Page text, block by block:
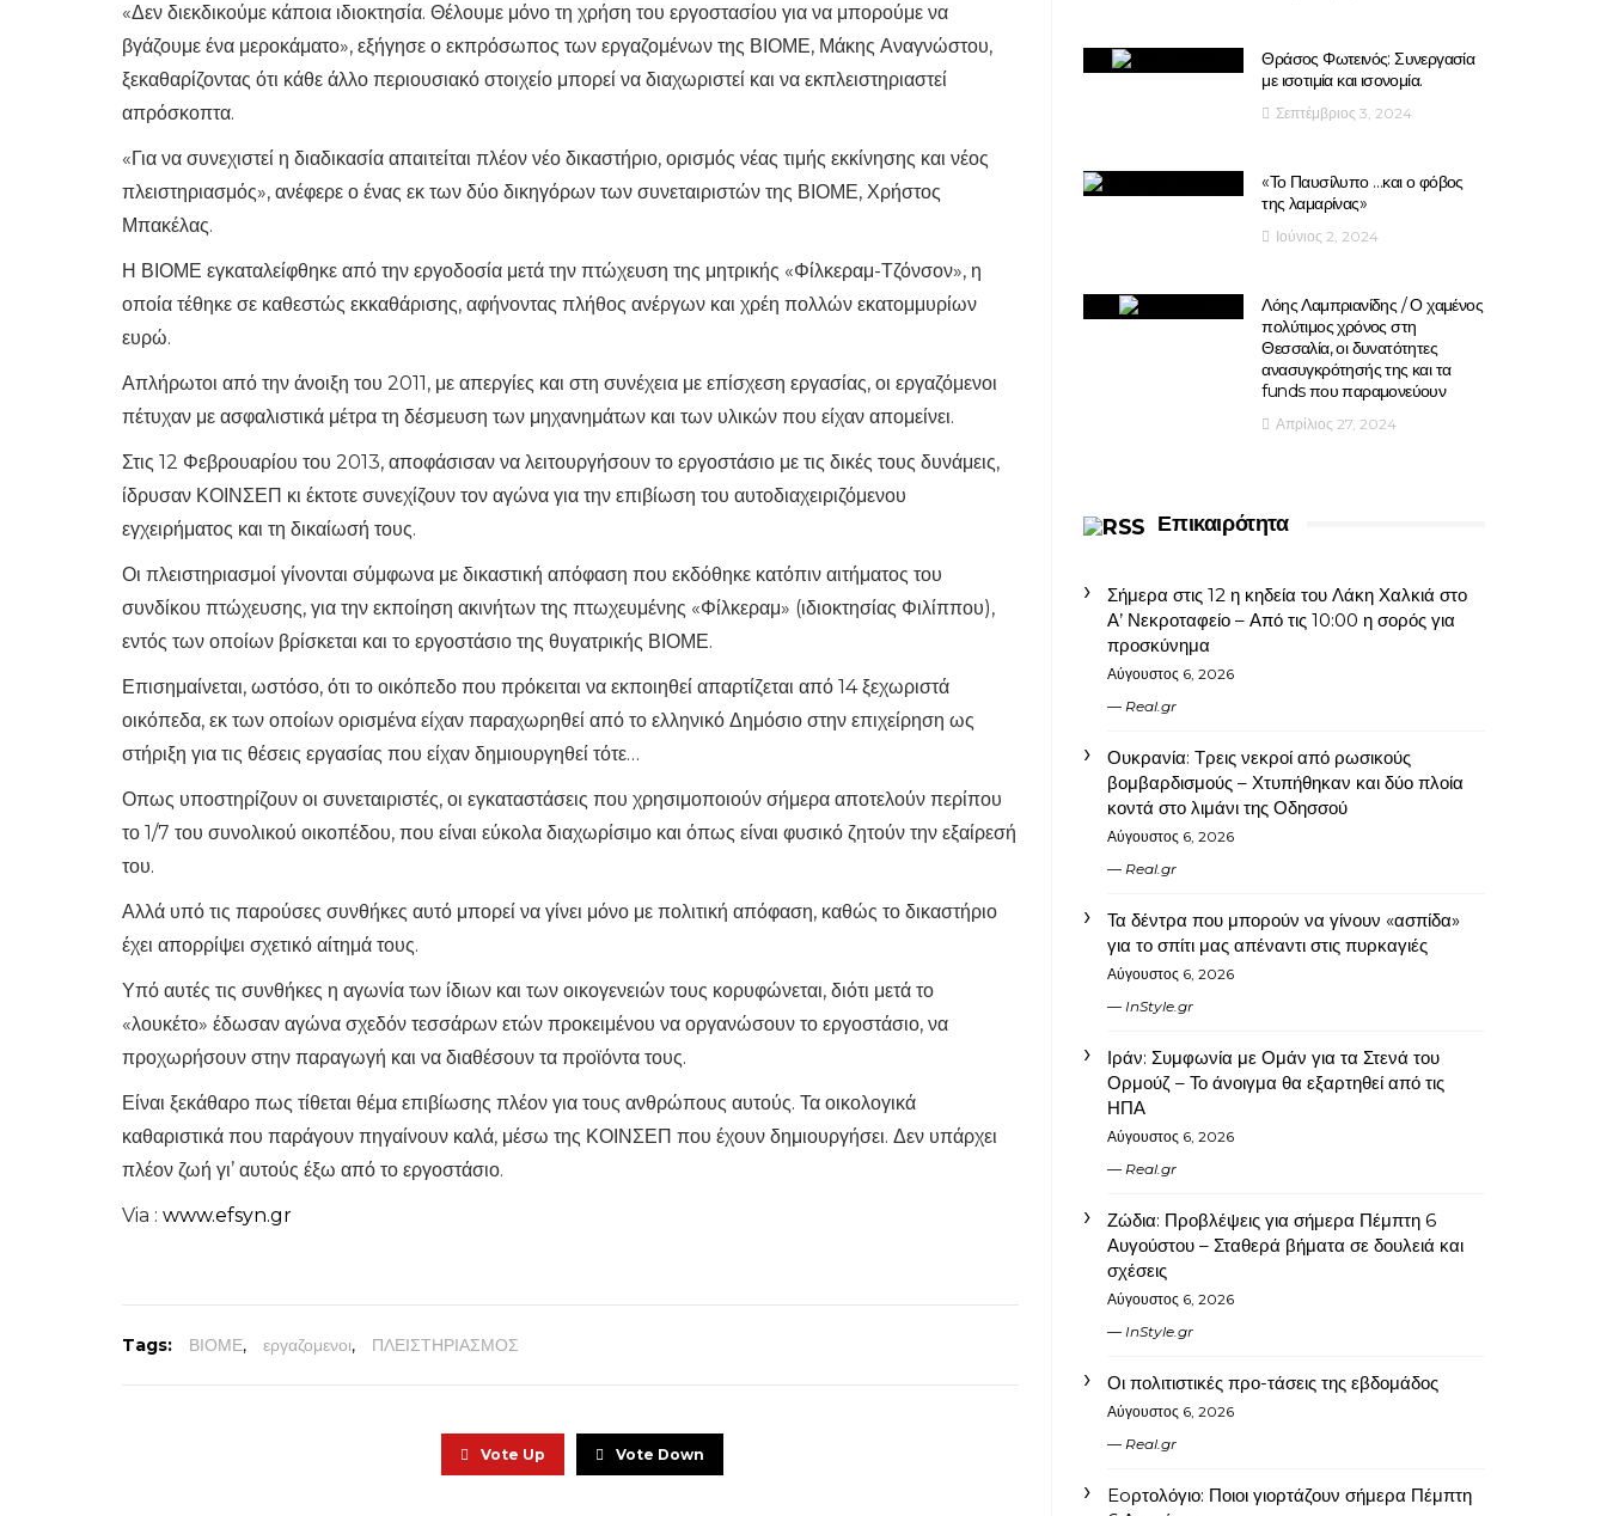
«Δεν διεκδικούμε κάποια ιδιοκτησία. Θέλουμε μόνο τη χρήση του εργοστασίου για να μπορούμε να
βγάζουμε ένα μεροκάματο», εξήγησε ο εκπρόσωπος των εργαζομένων της ΒΙΟΜΕ, Μάκης Αναγνώστου,
ξεκαθαρίζοντας ότι κάθε άλλο περιουσιακό στοιχείο μπορεί να διαχωριστεί και να εκπλειστηριαστεί
απρόσκοπτα.
«Για να συνεχιστεί η διαδικασία απαιτείται πλέον νέο δικαστήριο, ορισμός νέας τιμής εκκίνησης και νέος
πλειστηριασμός», ανέφερε ο ένας εκ των δύο δικηγόρων των συνεταιριστών της ΒΙΟΜΕ, Χρήστος
Μπακέλας.
Η ΒΙΟΜΕ εγκαταλείφθηκε από την εργοδοσία μετά την πτώχευση της μητρικής «Φίλκεραμ-Τζόνσον», η
οποία τέθηκε σε καθεστώς εκκαθάρισης, αφήνοντας πλήθος ανέργων και χρέη πολλών εκατομμυρίων
ευρώ.
Απλήρωτοι από την άνοιξη του 2011, με απεργίες και στη συνέχεια με επίσχεση εργασίας, οι εργαζόμενοι
πέτυχαν με ασφαλιστικά μέτρα τη δέσμευση των μηχανημάτων και των υλικών που είχαν απομείνει.
Στις 12 Φεβρουαρίου του 2013, αποφάσισαν να λειτουργήσουν το εργοστάσιο με τις δικές τους δυνάμεις,
ίδρυσαν ΚΟΙΝΣΕΠ κι έκτοτε συνεχίζουν τον αγώνα για την επιβίωση του αυτοδιαχειριζόμενου
εγχειρήματος και τη δικαίωσή τους.
Οι πλειστηριασμοί γίνονται σύμφωνα με δικαστική απόφαση που εκδόθηκε κατόπιν αιτήματος του
συνδίκου πτώχευσης, για την εκποίηση ακινήτων της πτωχευμένης «Φίλκεραμ» (ιδιοκτησίας Φιλίππου),
εντός των οποίων βρίσκεται και το εργοστάσιο της θυγατρικής ΒΙΟΜΕ.
Επισημαίνεται, ωστόσο, ότι το οικόπεδο που πρόκειται να εκποιηθεί απαρτίζεται από 14 ξεχωριστά
οικόπεδα, εκ των οποίων ορισμένα είχαν παραχωρηθεί από το ελληνικό Δημόσιο στην επιχείρηση ως
στήριξη για τις θέσεις εργασίας που είχαν δημιουργηθεί τότε…
Οπως υποστηρίζουν οι συνεταιριστές, οι εγκαταστάσεις που χρησιμοποιούν σήμερα αποτελούν περίπου
το 1/7 του συνολικού οικοπέδου, που είναι εύκολα διαχωρίσιμο και όπως είναι φυσικό ζητούν την εξαίρεσή
του.
Αλλά υπό τις παρούσες συνθήκες αυτό μπορεί να γίνει μόνο με πολιτική απόφαση, καθώς το δικαστήριο
έχει απορρίψει σχετικό αίτημά τους.
Υπό αυτές τις συνθήκες η αγωνία των ίδιων και των οικογενειών τους κορυφώνεται, διότι μετά το
«λουκέτο» έδωσαν αγώνα σχεδόν τεσσάρων ετών προκειμένου να οργανώσουν το εργοστάσιο, να
προχωρήσουν στην παραγωγή και να διαθέσουν τα προϊόντα τους.
Είναι ξεκάθαρο πως τίθεται θέμα επιβίωσης πλέον για τους ανθρώπους αυτούς. Τα οικολογικά
καθαριστικά που παράγουν πηγαίνουν καλά, μέσω της ΚΟΙΝΣΕΠ που έχουν δημιουργήσει. Δεν υπάρχει
πλέον ζωή γι’ αυτούς έξω από το εργοστάσιο.
Via : www.efsyn.gr
Tags: ΒΙΟΜΕ, εργαζομενοι, ΠΛΕΙΣΤΗΡΙΑΣΜΟΣ
Vote Up Vote Down
Θράσος Φωτεινός: Συνεργασία
με ισοτιμία και ισονομία.
Σεπτέμβριος 3, 2024
«Το Παυσίλυπο …και ο φόβος
της λαμαρίνας»
Ιούνιος 2, 2024
Λόης Λαμπριανίδης / Ο χαμένος
πολύτιμος χρόνος στη
Θεσσαλία, οι δυνατότητες
ανασυγκρότησής της και τα
funds που παραμονεύουν
Απρίλιος 27, 2024
Επικαιρότητα
Σήμερα στις 12 η κηδεία του Λάκη Χαλκιά στο
Α’ Νεκροταφείο – Από τις 10:00 η σορός για
προσκύνημα
Αύγουστος 6, 2026
Real.gr
Ουκρανία: Τρεις νεκροί από ρωσικούς
βομβαρδισμούς – Χτυπήθηκαν και δύο πλοία
κοντά στο λιμάνι της Οδησσού
Αύγουστος 6, 2026
Real.gr
Τα δέντρα που μπορούν να γίνουν «ασπίδα»
για το σπίτι μας απέναντι στις πυρκαγιές
Αύγουστος 6, 2026
InStyle.gr
Ιράν: Συμφωνία με Ομάν για τα Στενά του
Ορμούζ – Το άνοιγμα θα εξαρτηθεί από τις
ΗΠΑ
Αύγουστος 6, 2026
Real.gr
Ζώδια: Προβλέψεις για σήμερα Πέμπτη 6
Αυγούστου – Σταθερά βήματα σε δουλειά και
σχέσεις
Αύγουστος 6, 2026
InStyle.gr
Οι πολιτιστικές προ-τάσεις της εβδομάδος
Αύγουστος 6, 2026
Real.gr
Eoρτολόγιο: Ποιοι γιορτάζουν σήμερα Πέμπτη